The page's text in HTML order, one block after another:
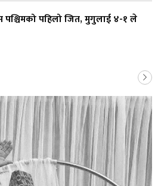
पहिलो जित, मुगुलाई ४-१ ले